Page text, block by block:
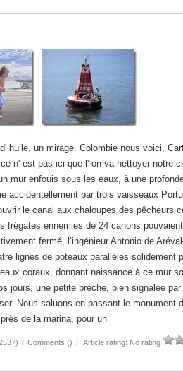
huile, un mirage. Colombie nous voici,
n' est pas ici que l' on va nettoyer notre
mur enfouis sous les eaux, à une
accidentellement par trois vaisseaux
le canal aux chaloupes des pêcheurs
ennemies de 24 canons
fermé, l’ingénieur Antonio de
lignes de poteaux parallèles solidement
coraux, donnant naissance à ce mur
jours, une petite brèche, bien signalée
Nous saluons en passant le monument
de la marina, pour un
/ Comments () / Article rating: No rating